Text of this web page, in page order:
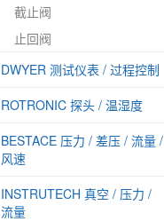
截止阀
止回阀
DWYER 测试仪表 / 过程控制
ROTRONIC 探头 / 温湿度
BESTACE 压力 / 差压 / 流量 /
风速
INSTRUTECH 真空 / 压力 /
流量